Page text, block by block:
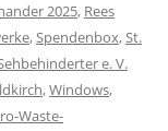
2025, Rees
,Spendenbox,St.
e. V.
,Windows,
Waste-